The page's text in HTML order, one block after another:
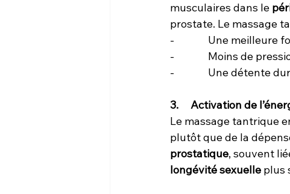
musculaires dans le
prostate. Le massage
-              Une
-              Moins de
-              Une
3.     Activation de
Le massage tantrique
plutôt que de la
prostatique, souvent
longévité sexuelle plus